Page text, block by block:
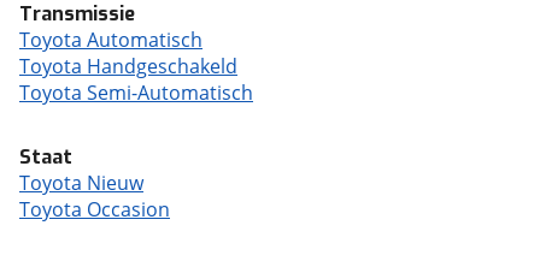
Transmissie
Toyota Automatisch
Toyota Handgeschakeld
Toyota Semi-Automatisch
Staat
Toyota Nieuw
Toyota Occasion